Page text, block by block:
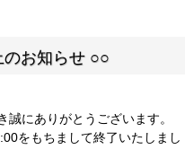
お知らせ ○○
にありがとうございます。
をもちまして終了いたしまし